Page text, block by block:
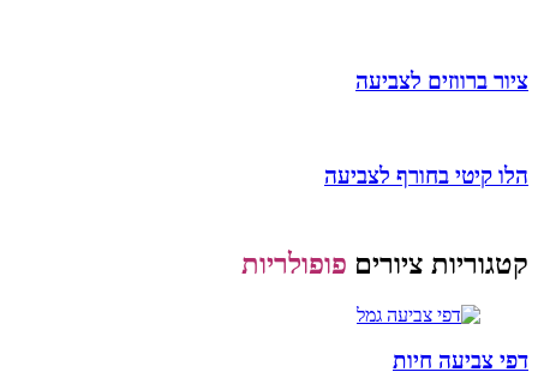
ציור ברווזים לצביעה
הלו קיטי בחורף לצביעה
קטגוריות ציורים פופולריות
דפי צביעה חיות